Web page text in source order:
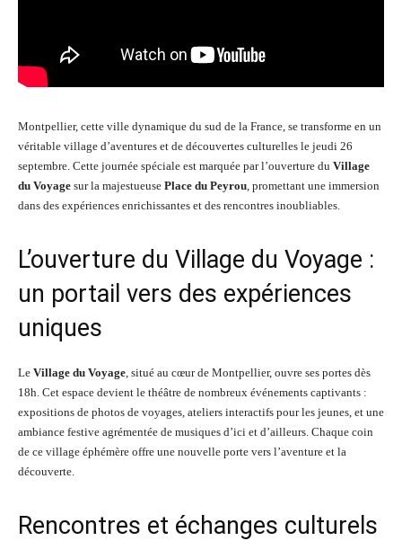
Montpellier, cette ville dynamique du sud de la France, se transforme en un
véritable village d’aventures et de découvertes culturelles le jeudi 26
septembre. Cette journée spéciale est marquée par l’ouverture du Village
du Voyage sur la majestueuse Place du Peyrou, promettant une immersion
dans des expériences enrichissantes et des rencontres inoubliables.
L’ouverture du Village du Voyage :
un portail vers des expériences
uniques
Le Village du Voyage, situé au cœur de Montpellier, ouvre ses portes dès
18h. Cet espace devient le théâtre de nombreux événements captivants :
expositions de photos de voyages, ateliers interactifs pour les jeunes, et une
ambiance festive agrémentée de musiques d’ici et d’ailleurs. Chaque coin
de ce village éphémère offre une nouvelle porte vers l’aventure et la
découverte.
Rencontres et échanges culturels